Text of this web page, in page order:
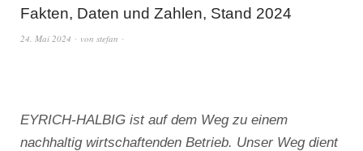
Fakten, Daten und Zahlen, Stand 2024
24. Mai 2024 von stefan
EYRICH-HALBIG ist auf dem Weg zu einem
nachhaltig wirtschaftenden Betrieb. Unser Weg dient